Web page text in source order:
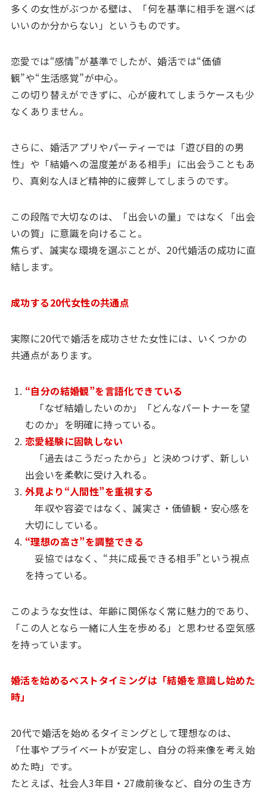
多くの女性がぶつかる壁は、「何を基準に相手を選べば
いいのか分からない」というものです。
恋愛では“感情”が基準でしたが、婚活では“価値
観”や“生活感覚”が中心。
この切り替えができずに、心が疲れてしまうケースも少
なくありません。
さらに、婚活アプリやパーティーでは「遊び目的の男
性」や「結婚への温度差がある相手」に出会うこともあ
り、真剣な人ほど精神的に疲弊してしまうのです。
この段階で大切なのは、「出会いの量」ではなく「出会
いの質」に意識を向けること。
焦らず、誠実な環境を選ぶことが、20代婚活の成功に直
結します。
成功する20代女性の共通点
実際に20代で婚活を成功させた女性には、いくつかの
共通点があります。
“自分の結婚観”を言語化できている
「なぜ結婚したいのか」「どんなパートナーを望
むのか」を明確に持っている。
恋愛経験に固執しない
「過去はこうだったから」と決めつけず、新しい
出会いを柔軟に受け入れる。
外見より“人間性”を重視する
年収や容姿ではなく、誠実さ・価値観・安心感を
大切にしている。
“理想の高さ”を調整できる
妥協ではなく、“共に成長できる相手”という視点
を持っている。
このような女性は、年齢に関係なく常に魅力的であり、
「この人となら一緒に人生を歩める」と思わせる空気感
を持っています。
婚活を始めるベストタイミングは「結婚を意識し始めた
時」
20代で婚活を始めるタイミングとして理想なのは、
「仕事やプライベートが安定し、自分の将来像を考え始
めた時」です。
たとえば、社会人3年目・27歳前後など、自分の生き方